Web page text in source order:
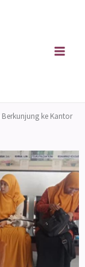
Berkunjung ke Kantor